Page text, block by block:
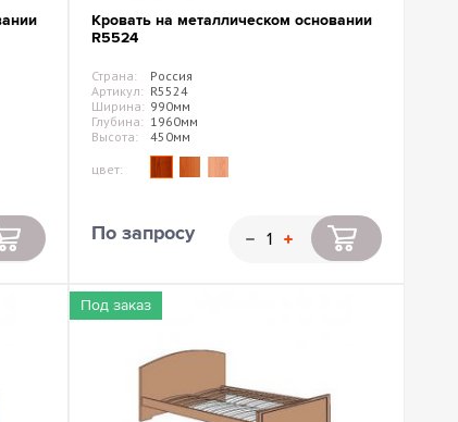
Кровать на металлическом основании
R5524
Страна:
Россия
Артикул: R5524
Ширина: 990мм
Глубина: 1960мм
Высота:
450мм
цвет:
По запросу
Под заказ